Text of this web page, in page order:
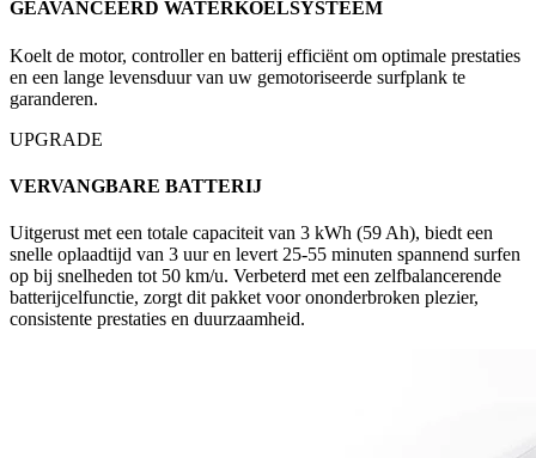
GEAVANCEERD WATERKOELSYSTEEM
Koelt de motor, controller en batterij efficiënt om optimale prestaties
en een lange levensduur van uw gemotoriseerde surfplank te
garanderen.
UPGRADE
VERVANGBARE BATTERIJ
Uitgerust met een totale capaciteit van 3 kWh (59 Ah), biedt een
snelle oplaadtijd van 3 uur en levert 25-55 minuten spannend surfen
op bij snelheden tot 50 km/u. Verbeterd met een zelfbalancerende
batterijcelfunctie, zorgt dit pakket voor ononderbroken plezier,
consistente prestaties en duurzaamheid.